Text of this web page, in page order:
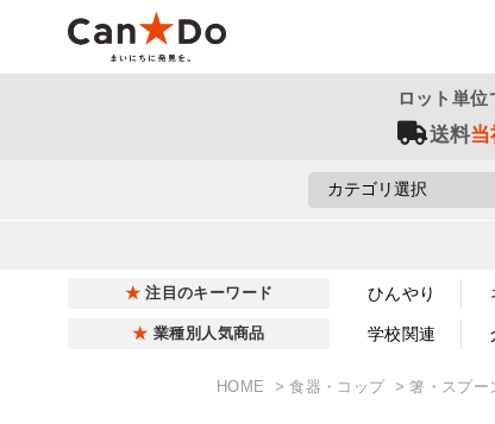
ロット単
送料当
注目のキーワード ひんやり
業種別人気商品 学校関連
HOME 食器・コップ 箸・スプー